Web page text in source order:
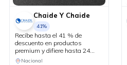
Chaide Y Chaide
41%
Recibe hasta el 41 % de
descuento en productos
premium y difiere hasta 24
meses sin intereses.
Nacional